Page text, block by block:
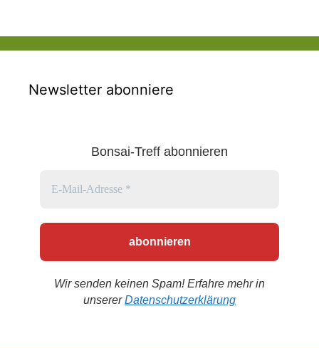
Newsletter abonniere
Bonsai-Treff abonnieren
Wir senden keinen Spam! Erfahre mehr in
unsererDatenschutzerklärung